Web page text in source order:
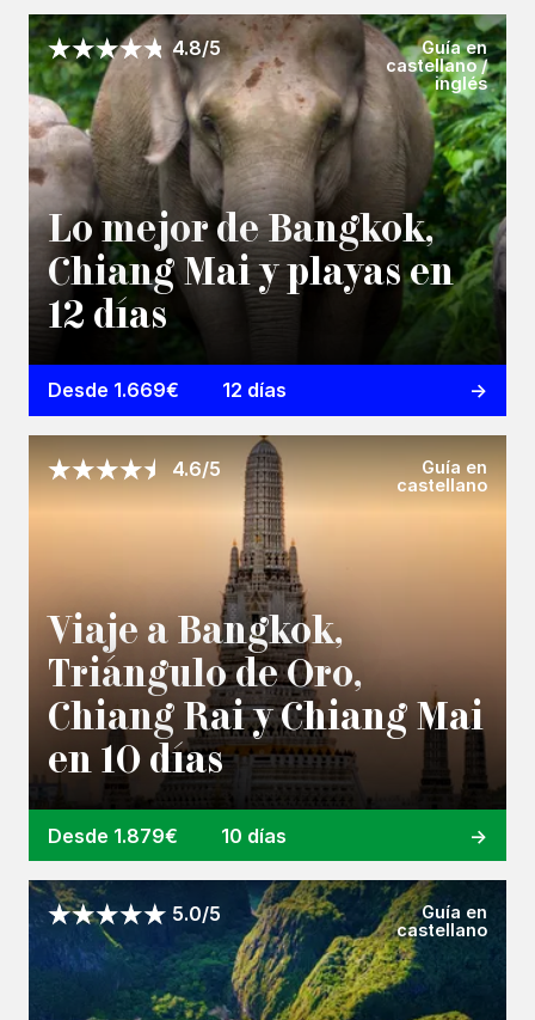
4.8/5
Guía en
castellano /
inglés
Lo mejor de Bangkok,
Chiang Mai y playas en
12 días
Desde 1.669€ 12 días
4.6/5
Guía en
castellano
Viaje a Bangkok,
Triángulo de Oro,
Chiang Rai y Chiang Mai
en 10 días
Desde 1.879€ 10 días
5.0/5
Guía en
castellano